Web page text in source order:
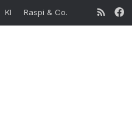
KI Raspi & Co. RSS